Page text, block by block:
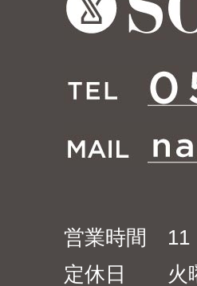
営業時間 11
定休日 火曜